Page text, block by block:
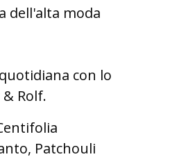
dell'alta moda
con lo
Rolf.
Patchouli